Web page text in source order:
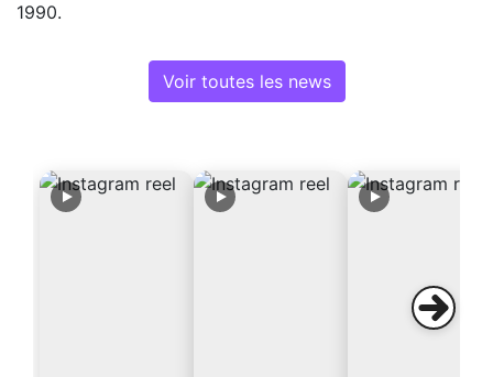
1990.
Voir toutes les news